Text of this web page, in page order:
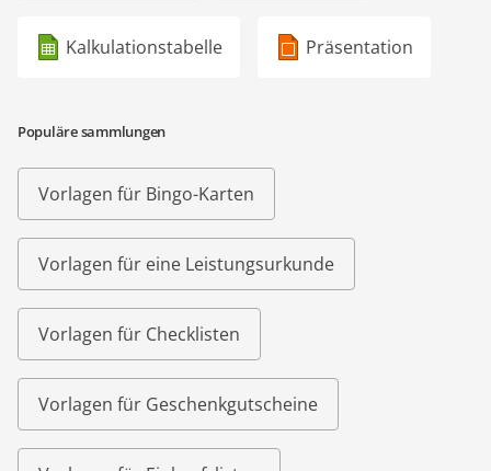
Kalkulationstabelle Präsentation
Populäre sammlungen
Vorlagen für Bingo-Karten
Vorlagen für eine Leistungsurkunde
Vorlagen für Checklisten
Vorlagen für Geschenkgutscheine